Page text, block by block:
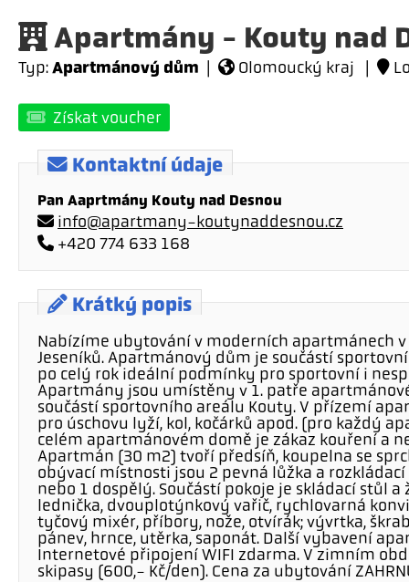
Apartmány - Kouty nad
Typ: Apartmánový dům | Olomoucký kraj |
Získat voucher
Kontaktní údaje
Pan Aaprtmány Kouty nad Desnou
info@apartmany-koutynaddesnou.cz
+420 774 633 168
Krátký popis
Nabízíme ubytování v moderních apartmánech
Jeseníků. Apartmánový dům je součástí
po celý rok ideální podmínky pro sportovní i
Apartmány jsou umístěny v 1. patře
součástí sportovního areálu Kouty. V přízemí
pro úschovu lyží, kol, kočárků apod. (pro každý
celém apartmánovém domě je zákaz kouření a
Apartmán (30 m2) tvoří předsíň, koupelna se
obývací místnosti jsou 2 pevná lůžka a
nebo 1 dospělý. Součástí pokoje je skládací stůl
lednička, dvouplotýnkový vařič, rychlovarná
tyčový mixér, příbory, nože, otvírák; vývrtka,
pánev, hrnce, utěrka, saponát. Další vybavení
Internetové připojení WIFI zdarma. V zimním
skipasy (600,- Kč/den). Cena za ubytování